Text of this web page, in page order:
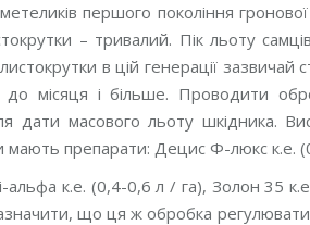
першого покоління
– тривалий. Пік льоту
в цій генерації
до місяця і більше. Проводити
дати масового льоту шкідника.
мають препарати: Децис Ф-люкс к.е.
к.е. (0,4-0,6 л / га), Золон 35
що ця ж обробка